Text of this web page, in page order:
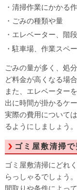
・清掃作業にかかる
・ごみの種類や量
・エレベーター、階
・駐車場、作業スペ
ごみの量が多く、処
ど料金が高くなる場
また、エレベーター
出に時間が掛かるケー
実際の費用について
るようにしましょう。
ゴミ屋敷清掃
ゴミ屋敷清掃にどれ
らっしゃるでしょう。